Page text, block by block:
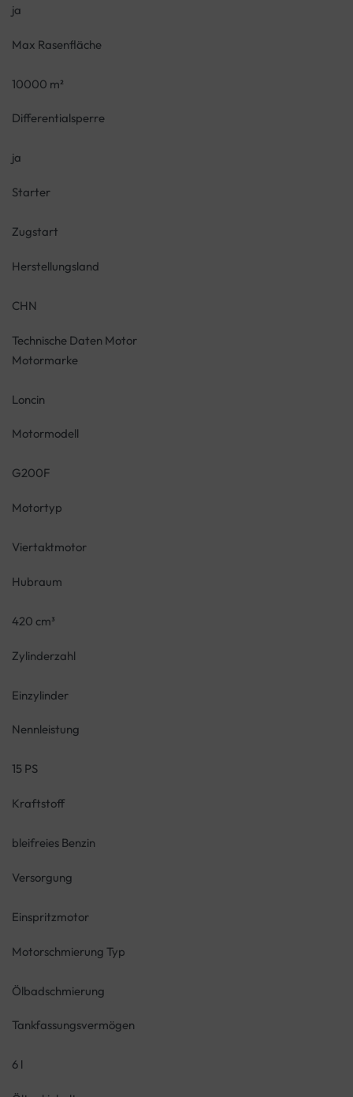
ja
Max Rasenfläche
10000 m²
Differentialsperre
ja
Starter
Zugstart
Herstellungsland
CHN
Technische Daten Motor
Motormarke
Loncin
Motormodell
G200F
Motortyp
Viertaktmotor
Hubraum
420 cm³
Zylinderzahl
Einzylinder
Nennleistung
15 PS
Kraftstoff
bleifreies Benzin
Versorgung
Einspritzmotor
Motorschmierung Typ
Ölbadschmierung
Tankfassungsvermögen
6 l